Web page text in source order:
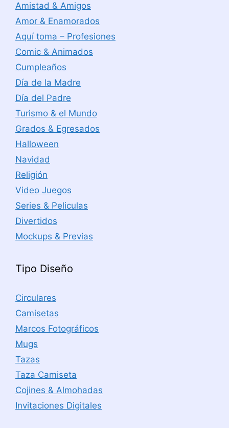
Amistad & Amigos
Amor & Enamorados
Aquí toma – Profesiones
Comic & Animados
Cumpleaños
Día de la Madre
Día del Padre
Turismo & el Mundo
Grados & Egresados
Halloween
Navidad
Religión
Video Juegos
Series & Peliculas
Divertidos
Mockups & Previas
Tipo Diseño
Circulares
Camisetas
Marcos Fotográficos
Mugs
Tazas
Taza Camiseta
Cojines & Almohadas
Invitaciones Digitales